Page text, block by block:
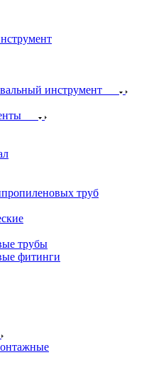
инструмент
труб
трубы
фитинги